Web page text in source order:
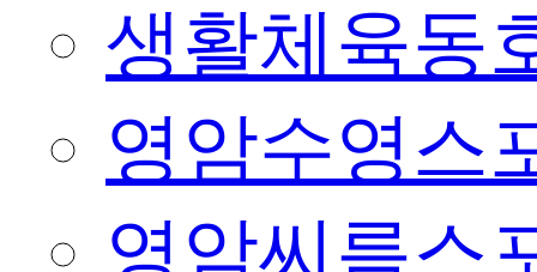
생활체육동
영암수영스
영암씨름스